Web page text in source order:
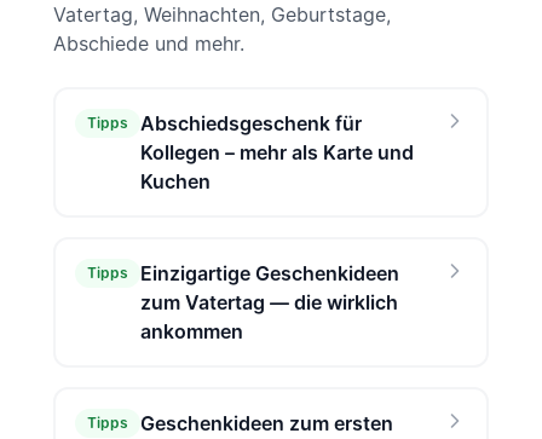
Vatertag, Weihnachten, Geburtstage,
Abschiede und mehr.
Tipps
Abschiedsgeschenk für
Kollegen – mehr als Karte und
Kuchen
Tipps
Einzigartige Geschenkideen
zum Vatertag — die wirklich
ankommen
Tipps
Geschenkideen zum ersten